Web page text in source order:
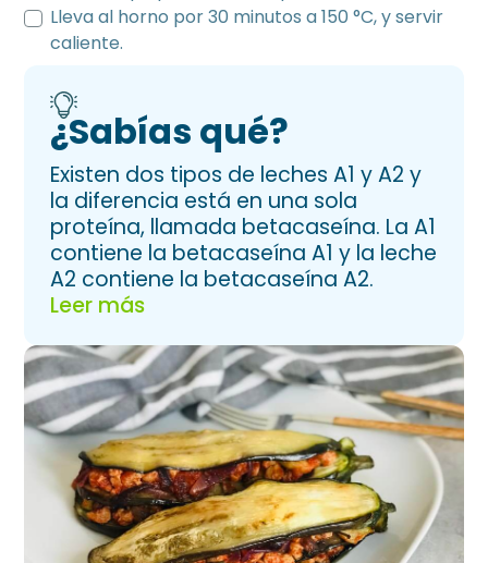
Lleva al horno por 30 minutos a 150 °C, y servir
caliente.
¿Sabías qué?
Existen dos tipos de leches A1 y A2 y
la diferencia está en una sola
proteína, llamada betacaseína. La A1
contiene la betacaseína A1 y la leche
A2 contiene la betacaseína A2.
Leer más